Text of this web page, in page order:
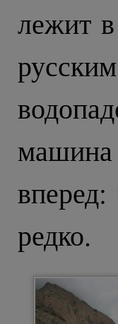
лежит
редко.